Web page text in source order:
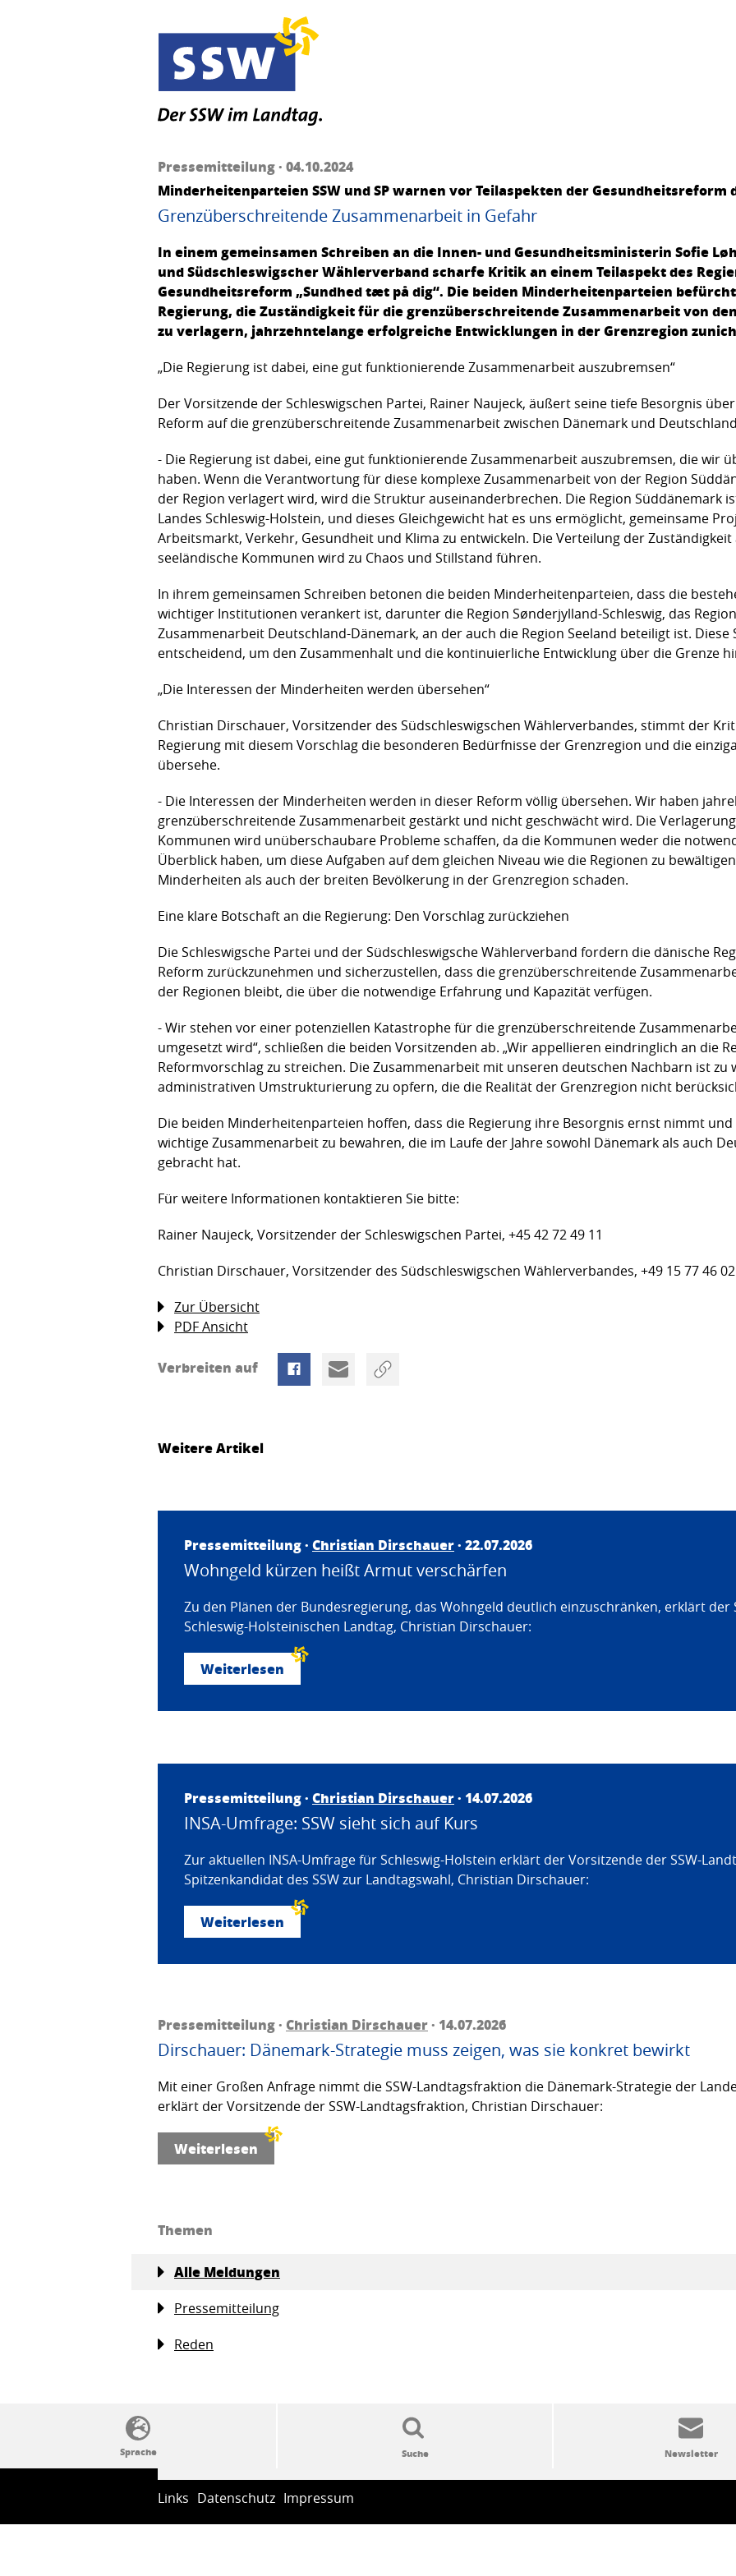
Pressemitteilung · 04.10.2024
Minderheitenparteien SSW und SP warnen vor Teilaspekten der Gesundheitsreform
Grenzüberschreitende Zusammenarbeit in Gefahr
In einem gemeinsamen Schreiben an die Innen- und Gesundheitsministerin Sofie
und Südschleswigscher Wählerverband scharfe Kritik an einem Teilaspekt des
Gesundheitsreform „Sundhed tæt på dig“. Die beiden Minderheitenparteien
Regierung, die Zuständigkeit für die grenzüberschreitende Zusammenarbeit von
zu verlagern, jahrzehntelange erfolgreiche Entwicklungen in der Grenzregion
„Die Regierung ist dabei, eine gut funktionierende Zusammenarbeit auszubremsen“
Der Vorsitzende der Schleswigschen Partei, Rainer Naujeck, äußert seine tiefe Besorgnis
Reform auf die grenzüberschreitende Zusammenarbeit zwischen Dänemark und
- Die Regierung ist dabei, eine gut funktionierende Zusammenarbeit auszubremsen, die wir
haben. Wenn die Verantwortung für diese komplexe Zusammenarbeit von der Region
der Region verlagert wird, wird die Struktur auseinanderbrechen. Die Region Süddänemark
Landes Schleswig-Holstein, und dieses Gleichgewicht hat es uns ermöglicht, gemeinsame
Arbeitsmarkt, Verkehr, Gesundheit und Klima zu entwickeln. Die Verteilung der
seeländische Kommunen wird zu Chaos und Stillstand führen.
In ihrem gemeinsamen Schreiben betonen die beiden Minderheitenparteien, dass die
wichtiger Institutionen verankert ist, darunter die Region Sønderjylland-Schleswig, das
Zusammenarbeit Deutschland-Dänemark, an der auch die Region Seeland beteiligt ist.
entscheidend, um den Zusammenhalt und die kontinuierliche Entwicklung über die Grenze
„Die Interessen der Minderheiten werden übersehen“
Christian Dirschauer, Vorsitzender des Südschleswigschen Wählerverbandes, stimmt der
Regierung mit diesem Vorschlag die besonderen Bedürfnisse der Grenzregion und die
übersehe.
- Die Interessen der Minderheiten werden in dieser Reform völlig übersehen. Wir haben
grenzüberschreitende Zusammenarbeit gestärkt und nicht geschwächt wird. Die
Kommunen wird unüberschaubare Probleme schaffen, da die Kommunen weder die
Überblick haben, um diese Aufgaben auf dem gleichen Niveau wie die Regionen zu
Minderheiten als auch der breiten Bevölkerung in der Grenzregion schaden.
Eine klare Botschaft an die Regierung: Den Vorschlag zurückziehen
Die Schleswigsche Partei und der Südschleswigsche Wählerverband fordern die dänische
Reform zurückzunehmen und sicherzustellen, dass die grenzüberschreitende
der Regionen bleibt, die über die notwendige Erfahrung und Kapazität verfügen.
- Wir stehen vor einer potenziellen Katastrophe für die grenzüberschreitende
umgesetzt wird“, schließen die beiden Vorsitzenden ab. „Wir appellieren eindringlich an die
Reformvorschlag zu streichen. Die Zusammenarbeit mit unseren deutschen Nachbarn ist zu
administrativen Umstrukturierung zu opfern, die die Realität der Grenzregion nicht
Die beiden Minderheitenparteien hoffen, dass die Regierung ihre Besorgnis ernst nimmt
wichtige Zusammenarbeit zu bewahren, die im Laufe der Jahre sowohl Dänemark als auch
gebracht hat.
Für weitere Informationen kontaktieren Sie bitte:
Rainer Naujeck, Vorsitzender der Schleswigschen Partei, +45 42 72 49 11
Christian Dirschauer, Vorsitzender des Südschleswigschen Wählerverbandes, +49 15 77 46
Zur Übersicht
PDF Ansicht
Verbreiten auf
Weitere Artikel
Pressemitteilung · Christian Dirschauer· 22.07.2026
Wohngeld kürzen heißt Armut verschärfen
Zu den Plänen der Bundesregierung, das Wohngeld deutlich einzuschränken, erklärt der
Schleswig-Holsteinischen Landtag, Christian Dirschauer:
Weiterlesen
Pressemitteilung · Christian Dirschauer· 14.07.2026
INSA-Umfrage: SSW sieht sich auf Kurs
Zur aktuellen INSA-Umfrage für Schleswig-Holstein erklärt der Vorsitzende der SSW-
Spitzenkandidat des SSW zur Landtagswahl, Christian Dirschauer:
Weiterlesen
Pressemitteilung · Christian Dirschauer· 14.07.2026
Dirschauer: Dänemark-Strategie muss zeigen, was sie konkret bewirkt
Mit einer Großen Anfrage nimmt die SSW-Landtagsfraktion die Dänemark-Strategie der
erklärt der Vorsitzende der SSW-Landtagsfraktion, Christian Dirschauer:
Weiterlesen
Themen
Alle Meldungen
Pressemitteilung
Reden
Links Datenschutz Impressum